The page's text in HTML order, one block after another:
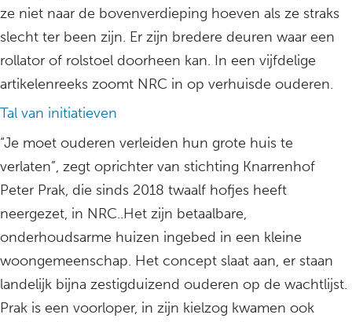
ze niet naar de bovenverdieping hoeven als ze straks
slecht ter been zijn. Er zijn bredere deuren waar een
rollator of rolstoel doorheen kan. In een vijfdelige
artikelenreeks zoomt NRC in op verhuisde ouderen.
Tal van initiatieven
“Je moet ouderen verleiden hun grote huis te
verlaten”, zegt oprichter van stichting Knarrenhof
Peter Prak, die sinds 2018 twaalf hofjes heeft
neergezet, in NRC..Het zijn betaalbare,
onderhoudsarme huizen ingebed in een kleine
woongemeenschap. Het concept slaat aan, er staan
landelijk bijna zestigduizend ouderen op de wachtlijst.
Prak is een voorloper, in zijn kielzog kwamen ook